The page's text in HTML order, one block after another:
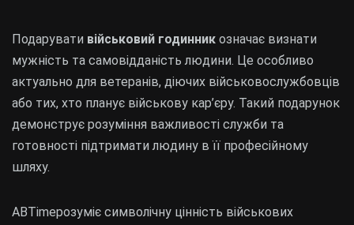
Подарувати військовий годинник означає визнати
мужність та самовідданість людини. Це особливо
актуально для ветеранів, діючих військовослужбовців
або тих, хто планує військову кар’єру. Такий подарунок
демонструє розуміння важливості служби та
готовності підтримати людину в її професійному
шляху.
ABTimeрозуміє символічну цінність військових